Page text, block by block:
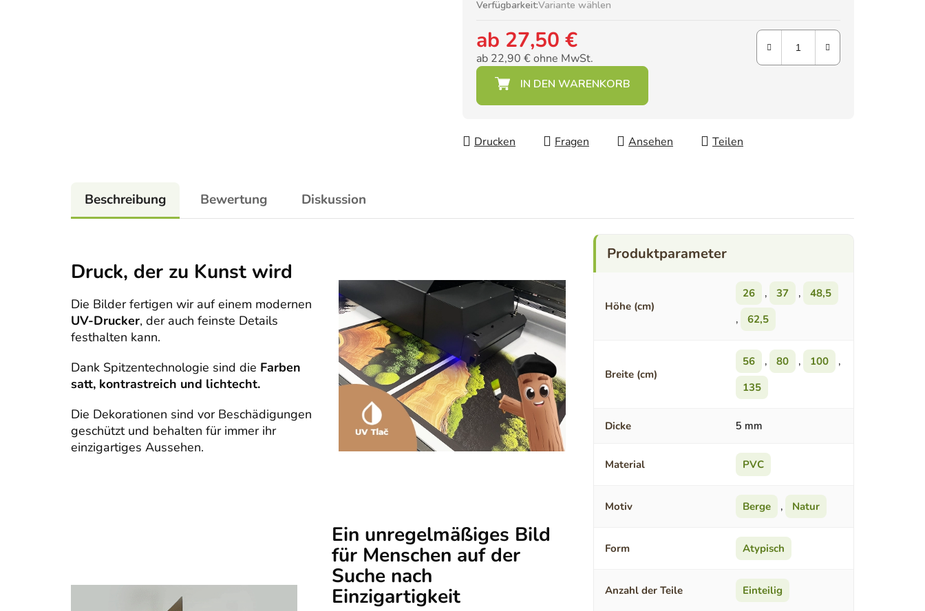
Verfügbarkeit:Variante wählen
ab 27,50 €
ab 22,90 €ohne MwSt.
Verkaufspreis:
Drucken Fragen Ansehen Teilen
Beschreibung Bewertung Diskussion
Druck, der zu Kunst wird
Die Bilder fertigen wir auf einem modernen
UV-Drucker, der auch feinste Details
festhalten kann.
Dank Spitzentechnologie sind die Farben
satt, kontrastreich und lichtecht.
Die Dekorationen sind vor Beschädigungen
geschützt und behalten für immer ihr
einzigartiges Aussehen.
Ein unregelmäßiges Bild
für Menschen auf der
Suche nach
Einzigartigkeit
Höhe (cm)
26 , 37 ,
48,5
,
62,5
Breite (cm)
56 , 80 , 100
,
135
Dicke 5 mm
Material PVC
Motiv Berge , Natur
Form Atypisch
Anzahl der Teile Einteilig